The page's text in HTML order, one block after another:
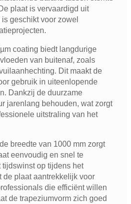
plaat is vervaardigd uit
geschikt voor zowel
coating biedt langdurige
van buitenaf, zoals
Dit maakt de
gebruik in uiteenlopende
Dankzij de duurzame
jarenlang behouden, wat zorgt
uitstraling van het
breedte van 1000 mm zorgt
eenvoudig en snel te
tijdswinst op tijdens het
de plaat aantrekkelijk voor
die efficiënt willen
de trapeziumvorm zich goed